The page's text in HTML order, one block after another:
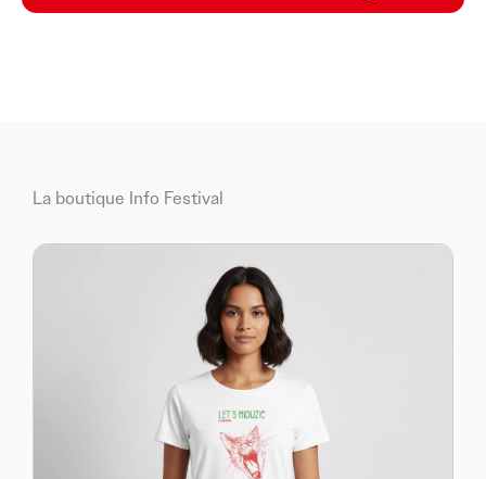
La boutique Info Festival